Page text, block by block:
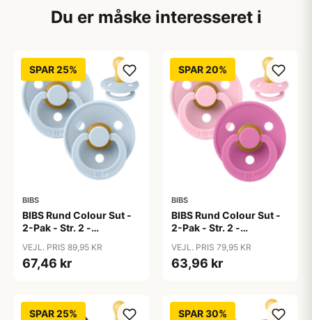
Du er måske interesseret i
SPAR 25%
BIBS
BIBS Rund Colour Sut -
2-Pak - Str. 2 -
Blue/Baby Blue
VEJL. PRIS 89,95 KR
67,46 kr
SPAR 20%
BIBS
BIBS Rund Colour Sut -
2-Pak - Str. 2 -
Pink/Bubblegum
VEJL. PRIS 79,95 KR
63,96 kr
SPAR 25% SPAR 30%